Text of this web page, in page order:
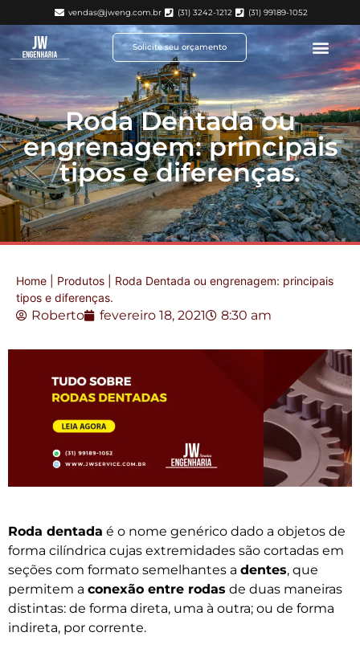
vendas@jweng.com.br (31) 3242-1212 (31) 99189-1052
Solicite seu orçamento
Roda Dentada ou
engrenagem: principais
tipos e diferenças.
Home Produtos
Roda Dentada ou engrenagem: principais
tipos e diferenças.
Roberto fevereiro 18, 2021 8:30 am
Roda dentada é o nome genérico dado a objetos de
forma cilíndrica cujas extremidades são cortadas em
seções com formato semelhantes a dentes, que
permitem a conexão entre rodas de duas maneiras
distintas: de forma direta, uma à outra; ou de forma
indireta, por corrente.